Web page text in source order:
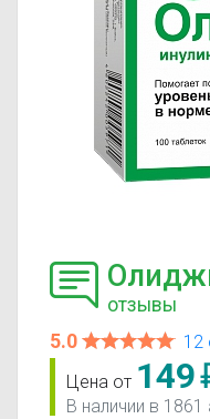
отзывы
5.0
12
Цена от 149
В наличии в 1861